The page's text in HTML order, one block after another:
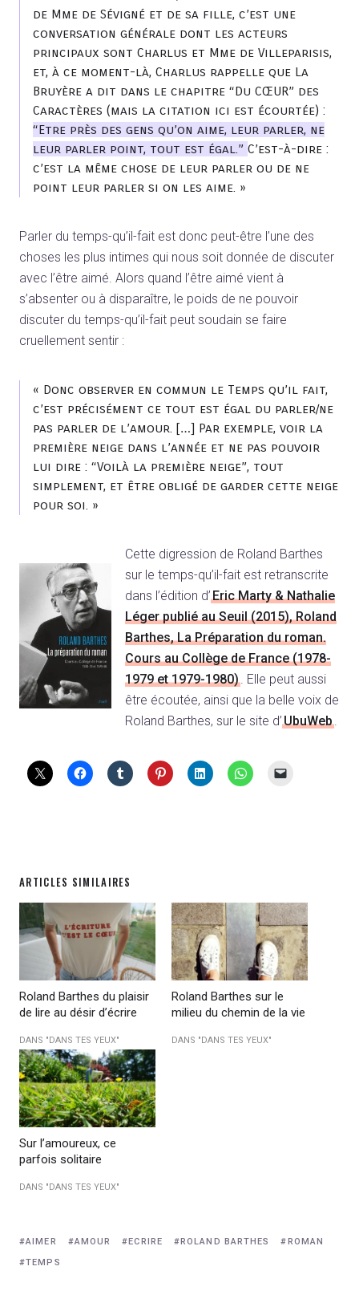
de Mme de Sévigné et de sa fille, c’est une
conversation générale dont les acteurs
principaux sont Charlus et Mme de Villeparisis,
et, à ce moment-là, Charlus rappelle que La
Bruyère a dit dans le chapitre “Du CŒUR” des
Caractères (mais la citation ici est écourtée) :
“Etre près des gens qu’on aime, leur parler, ne
leur parler point, tout est égal.” C’est-à-dire :
c’est la même chose de leur parler ou de ne
point leur parler si on les aime. »
Parler du temps-qu’il-fait est donc peut-être l’une des
choses les plus intimes qui nous soit donnée de discuter
avec l’être aimé. Alors quand l’être aimé vient à
s’absenter ou à disparaître, le poids de ne pouvoir
discuter du temps-qu’il-fait peut soudain se faire
cruellement sentir :
« Donc observer en commun le Temps qu’il fait,
c’est précisément ce tout est égal du parler/ne
pas parler de l’amour. […] Par exemple, voir la
première neige dans l’année et ne pas pouvoir
lui dire : “Voilà la première neige”, tout
simplement, et être obligé de garder cette neige
pour soi. »
Cette digression de Roland Barthes
sur le temps-qu’il-fait est retranscrite
dans l’édition d’Eric Marty & Nathalie
Léger publié au Seuil (2015), Roland
Barthes, La Préparation du roman.
Cours au Collège de France (1978-
1979 et 1979-1980). Elle peut aussi
être écoutée, ainsi que la belle voix de
Roland Barthes, sur le site d’UbuWeb.
ARTICLES SIMILAIRES
Roland Barthes du plaisir
de lire au désir d’écrire
DANS "DANS TES YEUX"
Roland Barthes sur le
milieu du chemin de la vie
DANS "DANS TES YEUX"
Sur l’amoureux, ce
parfois solitaire
DANS "DANS TES YEUX"
AIMER AMOUR ECRIRE ROLAND BARTHES
ROMAN
TEMPS